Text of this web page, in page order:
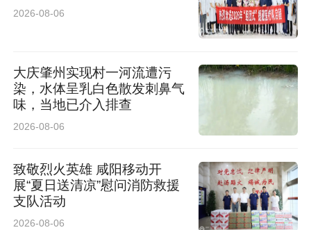
2026-08-06
大庆肇州实现村一河流遭污
染，水体呈乳白色散发刺鼻气
味，当地已介入排查
2026-08-06
致敬烈火英雄 咸阳移动开
展“夏日送清凉”慰问消防救援
支队活动
2026-08-06